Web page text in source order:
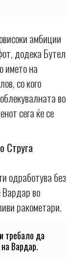
амбиции
додека Бутел
името на
со кого
во
сега ќе се
Струга
одработува без
Вардар во
ракометари.
требало да
Вардар.